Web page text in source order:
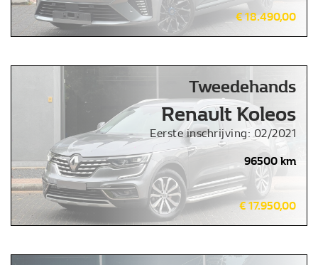
€ 18.490,00
Tweedehands
Renault Koleos
Eerste inschrijving: 02/2021
96500 km
€ 17.950,00